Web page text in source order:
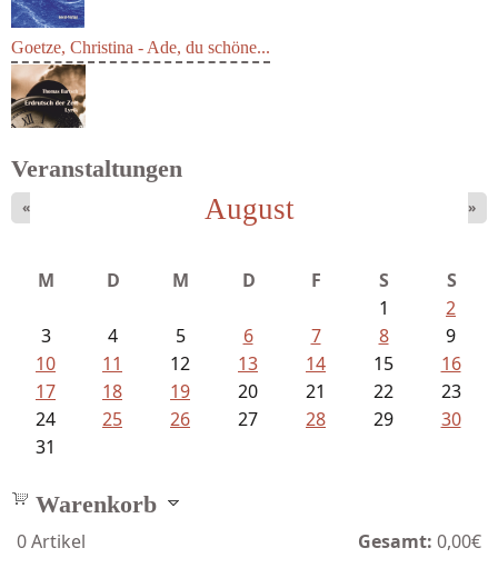
Goetze, Christina - Ade, du schöne...
Bartsch, Thomas - Erdrutsch der...
Veranstaltungen
August
« »
M D M D F S
S
1
2
3
4 5 6 7 8
9
10
11 12 13 14 15
16
17
18 19 20 21 22
23
24
25 26 27 28 29
30
31
Warenkorb
0Artikel Gesamt: 0,00€